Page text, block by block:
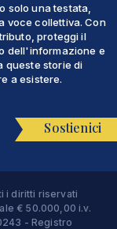
solo una testata,
voce collettiva. Con
proteggi il
dell'informazione e
queste storie di
a esistere.
Sostienici
i diritti riservati
€ 50.000,00 i.v.
- Registro